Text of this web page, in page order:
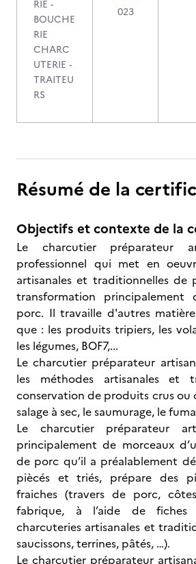
RIE -
BOUCHE
RIE
CHARC
UTERIE -
TRAITEU
RS
023
Résumé de la
Objectifs et contexte de la
Le charcutier préparateur
professionnel qui met en
artisanales et traditionnelles de
transformation
porc. Il travaille d'autres
que : les produits tripiers, les
les légumes, BOF7,...
Le charcutier préparateur
les méthodes artisanales et
conservation de produits crus ou
salage à sec, le saumurage, le
Le charcutier préparateur
principalement de morceaux
de porc qu’il a préalablement
piècés et triés, prépare des
fraiches (travers de porc,
fabrique, à l’aide de fiches
charcuteries artisanales et
saucissons, terrines, pâtés, …).
Le charcutier préparateur